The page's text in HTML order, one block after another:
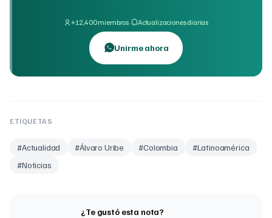
+12,400 miembros· Actualizaciones diarias
Unirme ahora
ETIQUETAS
#Actualidad #Álvaro Uribe #Colombia #Latinoamérica
#Noticias
¿Te gustó esta nota?